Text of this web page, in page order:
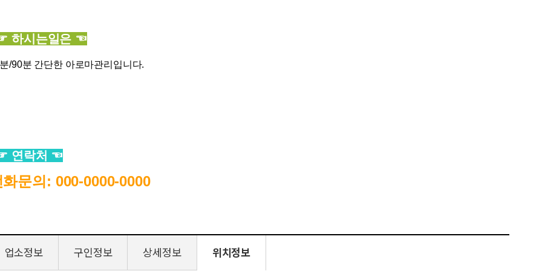
하시는일은 ☜
/90분 간단한 아로마관리입니다.
연락처 ☜
화문의: 000-0000-0000
업소정보 구인정보 상세정보 위치정보